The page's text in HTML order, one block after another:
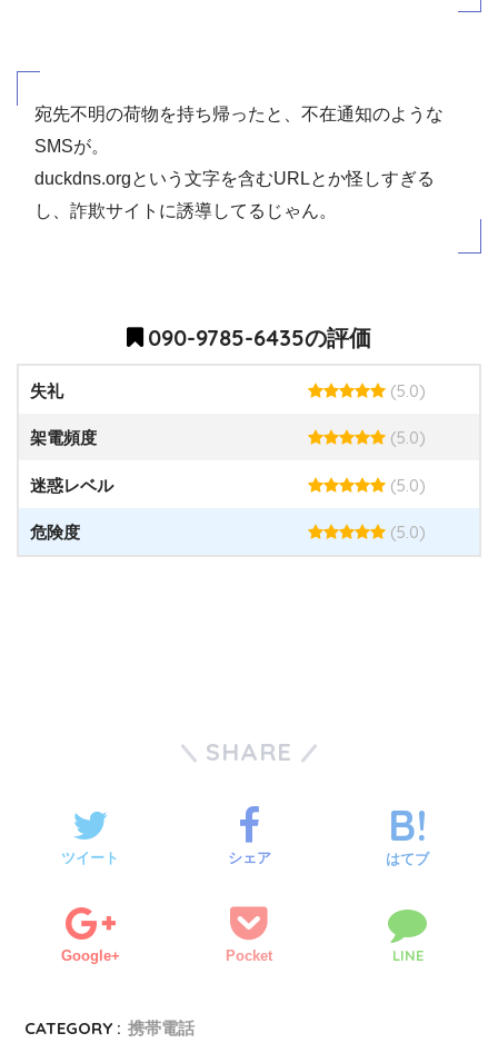
宛先不明の荷物を持ち帰ったと、不在通知のような
SMSが。
duckdns.orgという文字を含むURLとか怪しすぎる
し、詐欺サイトに誘導してるじゃん。
090-9785-6435の評価
失礼 (5.0)
架電頻度 (5.0)
迷惑レベル (5.0)
危険度 (5.0)
SHARE
ツイート シェア はてブ
Google+ Pocket LINE
CATEGORY : 携帯電話